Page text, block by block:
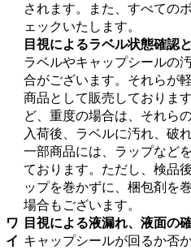
されます。また、すべての
ェックいたします。
ワ
イ
目視によるラベル状態確認
ラベルやキャップシールの
合がございます。それらが
商品として販売しておりま
ど、重度の場合は、それら
入荷後、ラベルに汚れ、破
一部商品には、ラップなど
ております。ただし、検品
ップを巻かずに、梱包剤を
場合もございます。
目視による液漏れ、液面の
キャップシールが回るか否